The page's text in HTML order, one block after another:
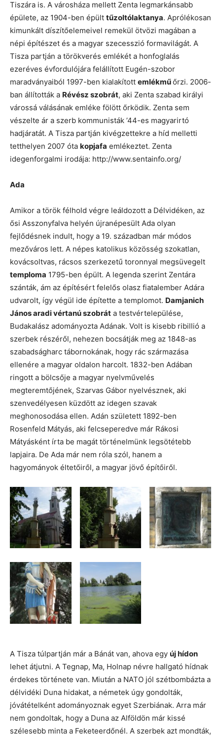
Tiszára is. A városháza mellett Zenta legmarkánsabb
épülete, az 1904-ben épült tűzoltólaktanya. Aprólékosan
kimunkált díszítőelemeivel remekül ötvözi magában a
népi építészet és a magyar szecesszió formavilágát. A
Tisza partján a törökverés emlékét a honfoglalás
ezeréves évfordulójára felállított Eugén-szobor
maradványaiból 1997-ben kialakított emlékműőrzi. 2006-
ban állították a Révész szobrát, aki Zenta szabad királyi
várossá válásának emléke fölött őrködik. Zenta sem
vészelte ár a szerb kommunisták ’44-es magyarirtó
hadjáratát. A Tisza partján kivégzettekre a híd melletti
tetthelyen 2007 óta kopjafa emlékeztet. Zenta
idegenforgalmi irodája: http://www.sentainfo.org/
Ada
Amikor a török félhold végre leáldozott a Délvidéken, az
ősi Asszonyfalva helyén újranépesült Ada olyan
fejlődésnek indult, hogy a 19. században már módos
mezőváros lett. A népes katolikus közösség szokatlan,
kovácsoltvas, rácsos szerkezetű toronnyal megsüvegelt
temploma 1795-ben épült. A legenda szerint Zentára
szánták, ám az építésért felelős olasz fiatalember Adára
udvarolt, így végül ide építette a templomot. Damjanich
János aradi vértanú szobrát a testvértelepülése,
Budakalász adományozta Adának. Volt is kisebb ribillió a
szerbek részéről, nehezen bocsátják meg az 1848-as
szabadságharc tábornokának, hogy rác származása
ellenére a magyar oldalon harcolt. 1832-ben Adában
ringott a bölcsője a magyar nyelvművelés
megteremtőjének, Szarvas Gábor nyelvésznek, aki
szenvedélyesen küzdött az idegen szavak
meghonosodása ellen. Adán született 1892-ben
Rosenfeld Mátyás, aki felcseperedve már Rákosi
Mátyásként írta be magát történelmünk legsötétebb
lapjaira. De Ada már nem róla szól, hanem a
hagyományok éltetőiről, a magyar jövő építőiről.
A Tisza túlpartján már a Bánát van, ahova egy új hídon
lehet átjutni. A Tegnap, Ma, Holnap névre hallgató hídnak
érdekes története van. Miután a NATO jól szétbombázta a
délvidéki Duna hidakat, a németek úgy gondolták,
jóvátételként adományoznak egyet Szerbiának. Arra már
nem gondoltak, hogy a Duna az Alföldön már kissé
szélesebb minta a Feketeerdőnél. A szerbek azt mondták,